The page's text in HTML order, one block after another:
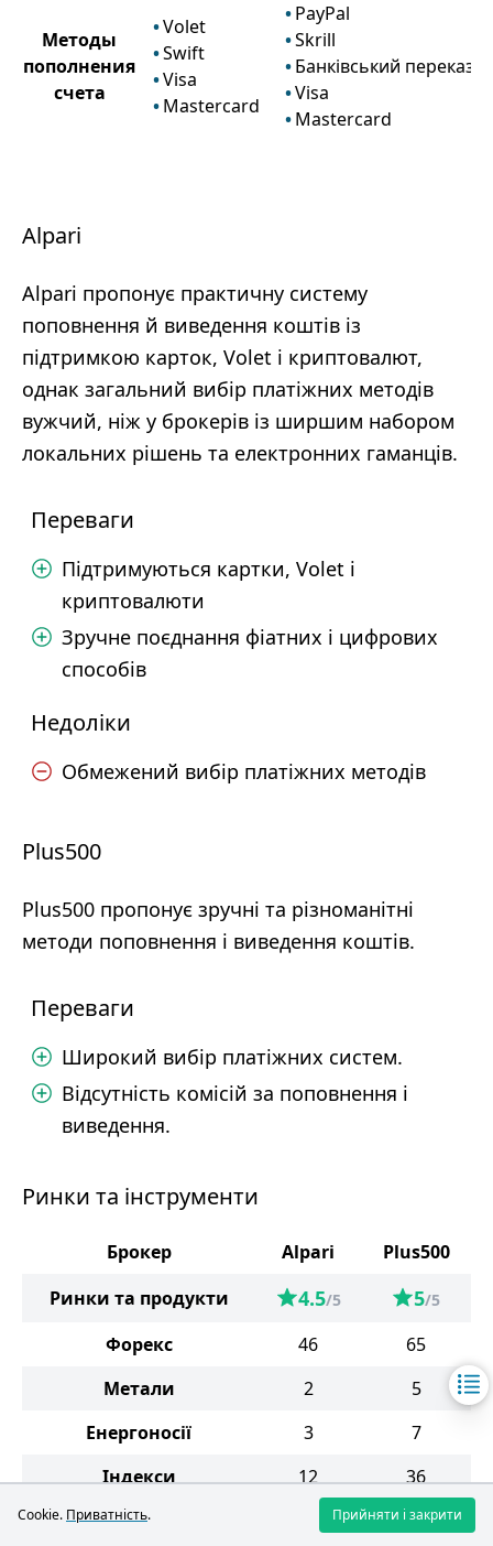
Методы
пополнения
счета
Volet
Swift
Visa
Mastercard
PayPal
Skrill
Банківський переказ
Visa
Mastercard
Alpari
Alpari пропонує практичну систему
поповнення й виведення коштів із
підтримкою карток, Volet і криптовалют,
однак загальний вибір платіжних методів
вужчий, ніж у брокерів із ширшим набором
локальних рішень та електронних гаманців.
Переваги
Підтримуються картки, Volet і
криптовалюти
Зручне поєднання фіатних і цифрових
способів
Недоліки
Обмежений вибір платіжних методів
Plus500
Plus500 пропонує зручні та різноманітні
методи поповнення і виведення коштів.
Переваги
Широкий вибір платіжних систем.
Відсутність комісій за поповнення і
виведення.
Ринки та інструменти
Брокер Alpari
Plus500
Ринки та продукти
4.5/5 5/5
Форекс 46
65
Метали
2
5
Енергоносії
3
7
Індекси
12
36
Акції
1550
Cookie. Приватність. Прийняти і закрити